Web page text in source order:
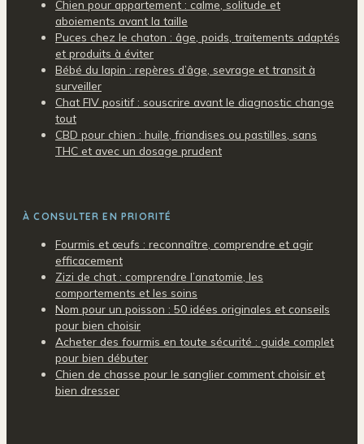
Chien pour appartement : calme, solitude et
aboiements avant la taille
Puces chez le chaton : âge, poids, traitements adaptés
et produits à éviter
Bébé du lapin : repères d’âge, sevrage et transit à
surveiller
Chat FIV positif : souscrire avant le diagnostic change
tout
CBD pour chien : huile, friandises ou pastilles, sans
THC et avec un dosage prudent
À CONSULTER EN PRIORITÉ
Fourmis et œufs : reconnaître, comprendre et agir
efficacement
Zizi de chat : comprendre l’anatomie, les
comportements et les soins
Nom pour un poisson : 50 idées originales et conseils
pour bien choisir
Acheter des fourmis en toute sécurité : guide complet
pour bien débuter
Chien de chasse pour le sanglier comment choisir et
bien dresser